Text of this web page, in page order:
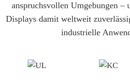
anspruchsvollen Umgebungen –
Displays damit weltweit
industrielle